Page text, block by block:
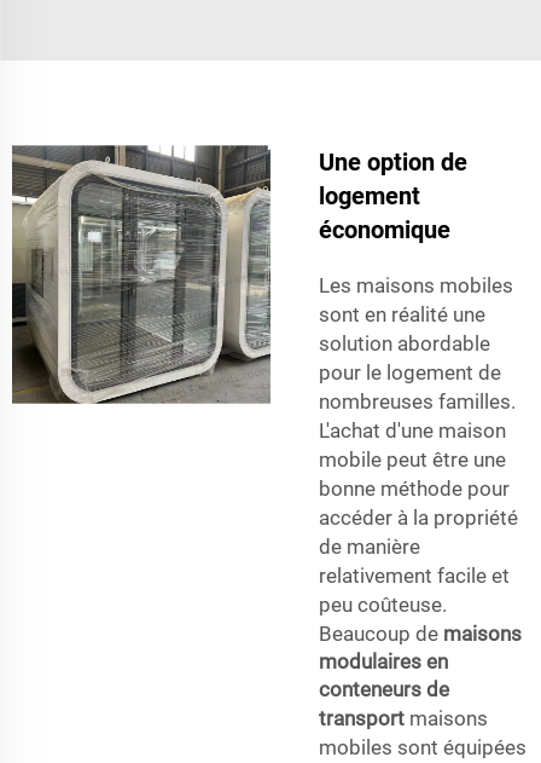
Une option de
logement
économique
Les maisons mobiles
sont en réalité une
solution abordable
pour le logement de
nombreuses familles.
L'achat d'une maison
mobile peut être une
bonne méthode pour
accéder à la propriété
de manière
relativement facile et
peu coûteuse.
Beaucoup de maisons
modulaires en
conteneurs de
transport maisons
mobiles sont équipées